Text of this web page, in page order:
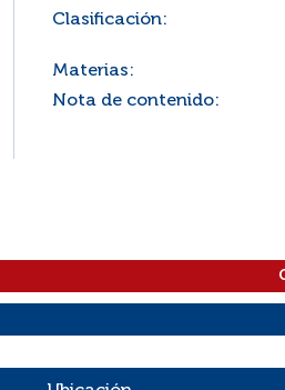
Clasificación:
Materias:
Nota de contenido: